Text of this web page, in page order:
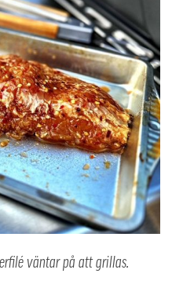
väntar på att grillas.